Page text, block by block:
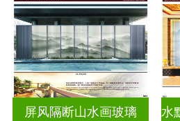
屏风隔断山水画玻璃